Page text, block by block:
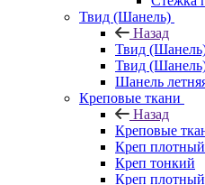
Твид (Шанель)
Назад
Твид
Твид
Шанель
Креповые ткани
Назад
Креповые
Креп
Креп тонкий
Креп